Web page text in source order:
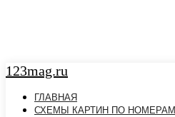
123mag.ru
ГЛАВНАЯ
СХЕМЫ КАРТИН ПО НОМЕРАМ